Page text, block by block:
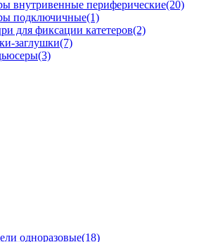
внутривенные периферические(20)
подключичные(1)
для фиксации катетеров(2)
заглушки(7)
(3)
одноразовые(18)